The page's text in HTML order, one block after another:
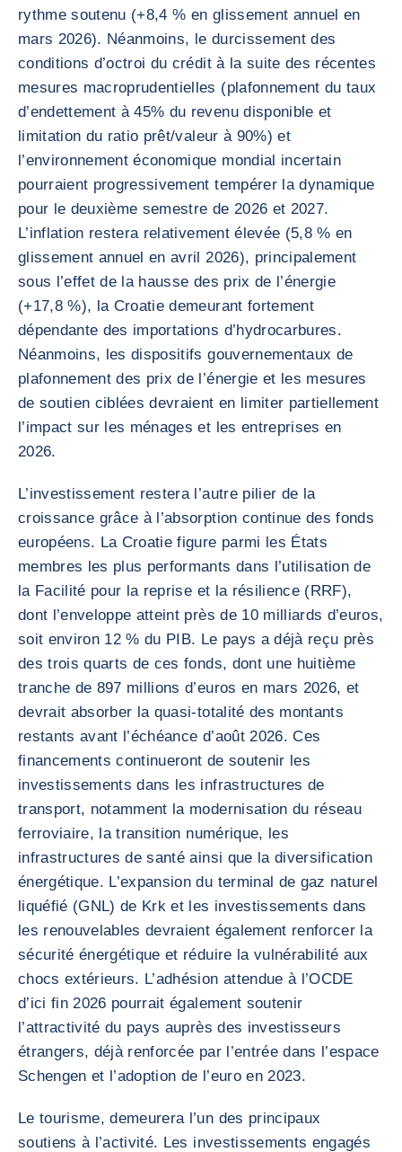
rythme soutenu (+8,4 % en glissement annuel en
mars 2026). Néanmoins, le durcissement des
conditions d’octroi du crédit à la suite des récentes
mesures macroprudentielles (plafonnement du taux
d’endettement à 45% du revenu disponible et
limitation du ratio prêt/valeur à 90%) et
l’environnement économique mondial incertain
pourraient progressivement tempérer la dynamique
pour le deuxième semestre de 2026 et 2027.
L’inflation restera relativement élevée (5,8 % en
glissement annuel en avril 2026), principalement
sous l’effet de la hausse des prix de l’énergie
(+17,8 %), la Croatie demeurant fortement
dépendante des importations d’hydrocarbures.
Néanmoins, les dispositifs gouvernementaux de
plafonnement des prix de l’énergie et les mesures
de soutien ciblées devraient en limiter partiellement
l’impact sur les ménages et les entreprises en
2026.
L’investissement restera l’autre pilier de la
croissance grâce à l’absorption continue des fonds
européens. La Croatie figure parmi les États
membres les plus performants dans l’utilisation de
la Facilité pour la reprise et la résilience (RRF),
dont l’enveloppe atteint près de 10 milliards d’euros,
soit environ 12 % du PIB. Le pays a déjà reçu près
des trois quarts de ces fonds, dont une huitième
tranche de 897 millions d’euros en mars 2026, et
devrait absorber la quasi-totalité des montants
restants avant l’échéance d’août 2026. Ces
financements continueront de soutenir les
investissements dans les infrastructures de
transport, notamment la modernisation du réseau
ferroviaire, la transition numérique, les
infrastructures de santé ainsi que la diversification
énergétique. L’expansion du terminal de gaz naturel
liquéfié (GNL) de Krk et les investissements dans
les renouvelables devraient également renforcer la
sécurité énergétique et réduire la vulnérabilité aux
chocs extérieurs. L’adhésion attendue à l’OCDE
d’ici fin 2026 pourrait également soutenir
l’attractivité du pays auprès des investisseurs
étrangers, déjà renforcée par l’entrée dans l’espace
Schengen et l’adoption de l’euro en 2023.
Le tourisme, demeurera l’un des principaux
soutiens à l’activité. Les investissements engagés